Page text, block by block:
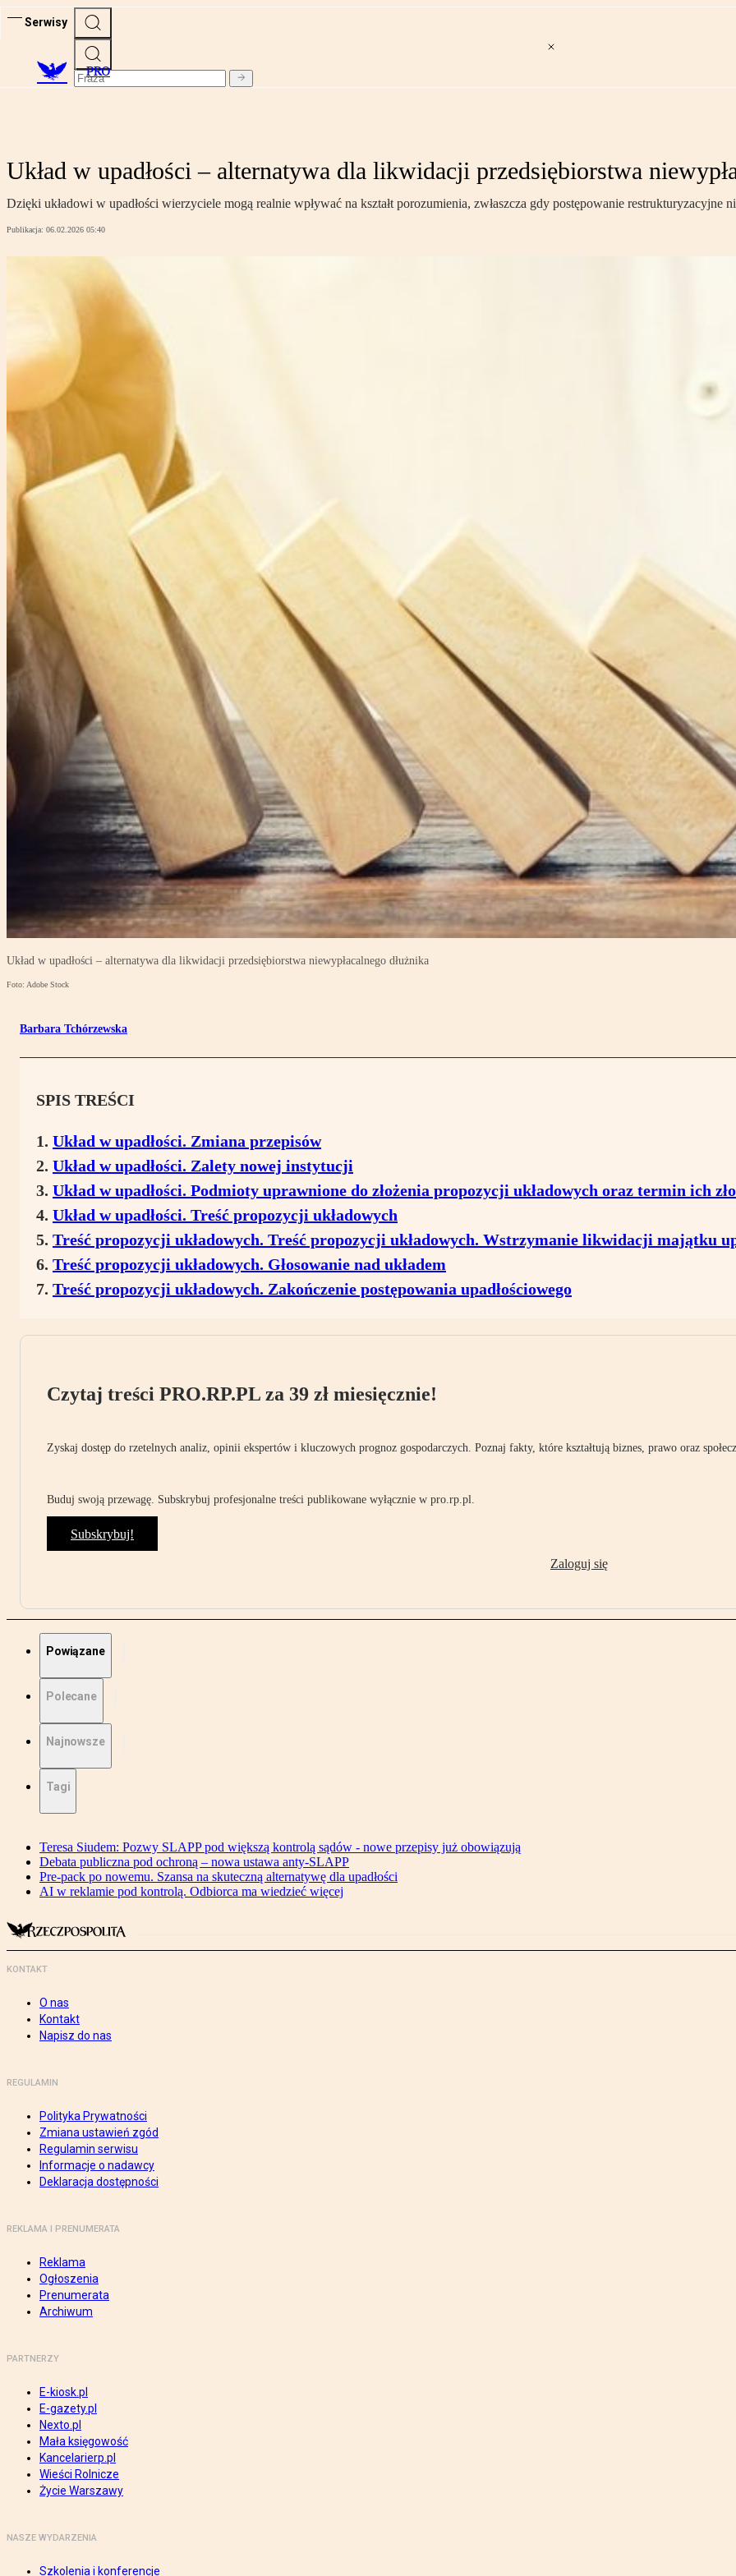
Serwisy
PRO
Układ w upadłości – alternatywa dla likwidacji przedsiębiorstwa
Dzięki układowi w upadłości wierzyciele mogą realnie wpływać na kształt porozumienia, zwłaszcza gdy postępowanie restrukturyzacyjne
Publikacja: 06.02.2026 05:40
Układ w upadłości – alternatywa dla likwidacji przedsiębiorstwa niewypłacalnego dłużnika
Foto: Adobe Stock
Barbara Tchórzewska
SPIS TREŚCI
Układ w upadłości. Zmiana przepisów
Układ w upadłości. Zalety nowej instytucji
Układ w upadłości. Podmioty uprawnione do złożenia propozycji układowych oraz termin ich
Układ w upadłości. Treść propozycji układowych
Treść propozycji układowych. Treść propozycji układowych. Wstrzymanie likwidacji majątku
Treść propozycji układowych. Głosowanie nad układem
Treść propozycji układowych. Zakończenie postępowania upadłościowego
Czytaj treści PRO.RP.PL za 39 zł miesięcznie!
Zyskaj dostęp do rzetelnych analiz, opinii ekspertów i kluczowych prognoz gospodarczych. Poznaj fakty, które kształtują biznes, prawo oraz
Buduj swoją przewagę. Subskrybuj profesjonalne treści publikowane wyłącznie w pro.rp.pl.
Subskrybuj!
Zaloguj się
Powiązane
Polecane
Najnowsze
Tagi
Teresa Siudem: Pozwy SLAPP pod większą kontrolą sądów - nowe przepisy już obowiązują
Debata publiczna pod ochroną – nowa ustawa anty-SLAPP
Pre-pack po nowemu. Szansa na skuteczną alternatywę dla upadłości
AI w reklamie pod kontrolą. Odbiorca ma wiedzieć więcej
KONTAKT
O nas
Kontakt
Napisz do nas
REGULAMIN
Polityka Prywatności
Zmiana ustawień zgód
Regulamin serwisu
Informacje o nadawcy
Deklaracja dostępności
REKLAMA I PRENUMERATA
Reklama
Ogłoszenia
Prenumerata
Archiwum
PARTNERZY
E-kiosk.pl
E-gazety.pl
Nexto.pl
Mała księgowość
Kancelarierp.pl
Wieści Rolnicze
Życie Warszawy
NASZE WYDARZENIA
Szkolenia i konferencje